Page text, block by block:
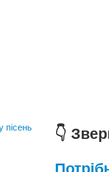
пісень
👇